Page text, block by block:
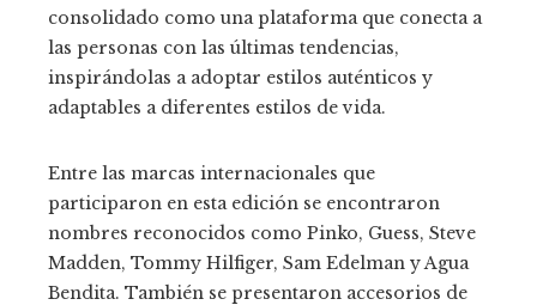
consolidado como una plataforma que conecta a
las personas con las últimas tendencias,
inspirándolas a adoptar estilos auténticos y
adaptables a diferentes estilos de vida.
Entre las marcas internacionales que
participaron en esta edición se encontraron
nombres reconocidos como Pinko, Guess, Steve
Madden, Tommy Hilfiger, Sam Edelman y Agua
Bendita. También se presentaron accesorios de